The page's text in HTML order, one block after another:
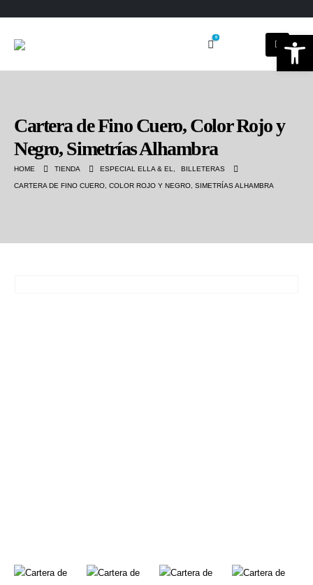
0
Cartera de Fino Cuero, Color Rojo y
Negro, Simetrías Alhambra
HOME TIENDA ESPECIAL ELLA & EL BILLETERAS
CARTERA DE FINO CUERO, COLOR ROJO Y NEGRO, SIMETRÍAS ALHAMBRA